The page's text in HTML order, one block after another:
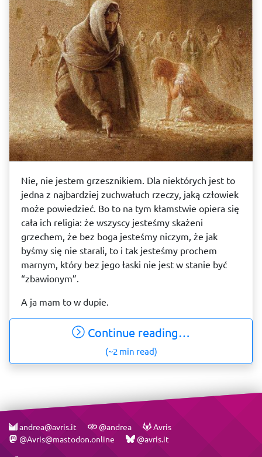
Nie, nie jestem grzesznikiem. Dla niektórych jest to
jedna z najbardziej zuchwałuch rzeczy, jaką człowiek
może powiedzieć. Bo to na tym kłamstwie opiera się
cała ich religia: że wszyscy jesteśmy skażeni
grzechem, że bez boga jesteśmy niczym, że jak
byśmy się nie starali, to i tak jesteśmy prochem
marnym, który bez jego łaski nie jest w stanie być
“zbawionym”.
A ja mam to w dupie.
Continue reading…
(~2 min read)
andrea@avris.it @andrea
Avris
@Avris@mastodon.online
@avris.it